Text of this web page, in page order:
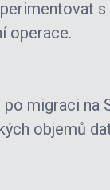
operace.
migraci na
objemů